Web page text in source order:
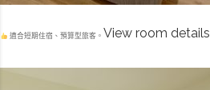
適合短期住宿、預算型旅客。 View room details